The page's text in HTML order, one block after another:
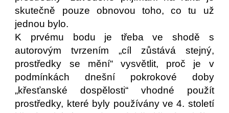
skutečně pouze obnovou toho, co tu už
jednou bylo.
K prvému bodu je třeba ve shodě s
autorovým tvrzením „cíl zůstává stejný,
prostředky se mění“ vysvětlit, proč je v
podmínkách dnešní pokrokové doby
„křesťanské dospělosti“ vhodné použít
prostředky, které byly používány ve 4. století